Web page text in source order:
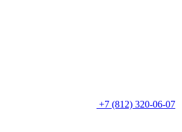
+7 (812) 320-06-07